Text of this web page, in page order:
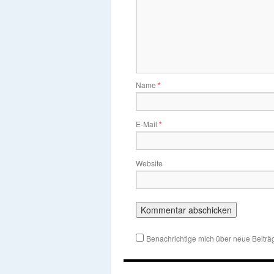
Name *
E-Mail *
Website
Benachrichtige mich über neue